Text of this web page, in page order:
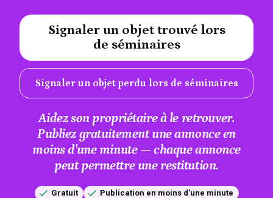
Signaler un objet trouvé lors
de séminaires
Signaler un objet perdu lors de séminaires
#A12AEB
Aidez son propriétaire à le retrouver.
Publiez gratuitement une annonce en
moins d'une minute — chaque annonce
peut permettre une restitution.
Gratuit
Publication en moins d'une minute